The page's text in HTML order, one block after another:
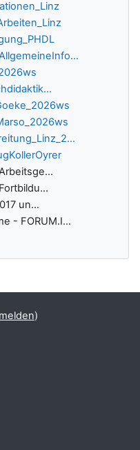
un...
- FORUM.I...
)